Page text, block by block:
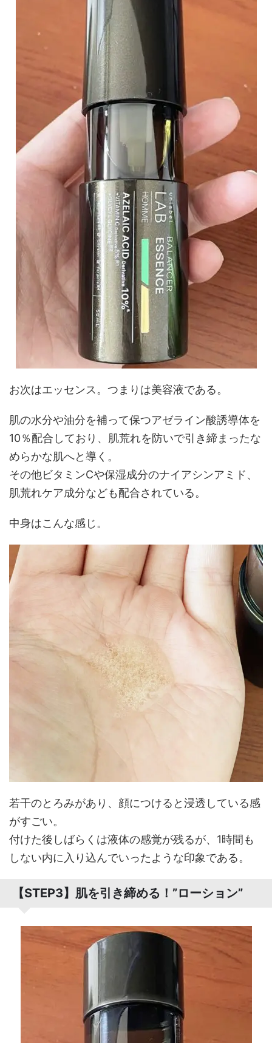
お次はエッセンス。つまりは美容液である。
肌の水分や油分を補って保つアゼライン酸誘導体を
10％配合しており、肌荒れを防いで引き締まったな
めらかな肌へと導く。
その他ビタミンCや保湿成分のナイアシンアミド、
肌荒れケア成分なども配合されている。
中身はこんな感じ。
若干のとろみがあり、顔につけると浸透している感
がすごい。
付けた後しばらくは液体の感覚が残るが、1時間も
しない内に入り込んでいったような印象である。
【STEP3】肌を引き締める！”ローション”